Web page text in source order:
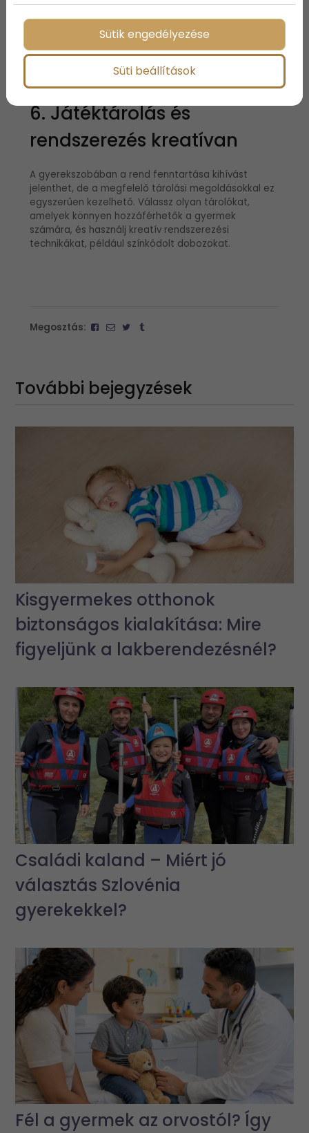
élénk, de nem túl harsány árnyalatok, mint a
pasztellszínek, harmonikus légkört teremtenek. A
textíliák, például a szőnyegek, párnák és takarók
kiválasztásánál ügyelj a természetes, bőrbarát
anyagokra, amelyek könnyen tisztíthatók.
6. Játéktárolás és
rendszerezés kreatívan
A gyerekszobában a rend fenntartása kihívást
jelenthet, de a megfelelő tárolási megoldásokkal ez
egyszerűen kezelhető. Válassz olyan tárolókat,
amelyek könnyen hozzáférhetők a gyermek
számára, és használj kreatív rendszerezési
technikákat, például színkódolt dobozokat.
Megosztás:
További bejegyzések
Kisgyermekes otthonok
biztonságos kialakítása: Mire
figyeljünk a lakberendezésnél?
Családi kaland – Miért jó
választás Szlovénia
gyerekekkel?
Fél a gyermek az orvostól? Így
Sütik engedélyezése
Süti beállítások